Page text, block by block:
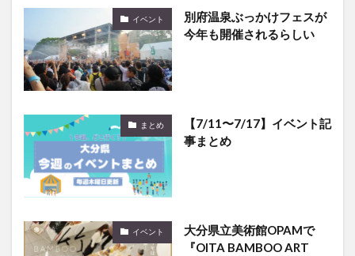
イベント
別府温泉ぶっかけフェスが
今年も開催されるらしい
まとめ
【7/11〜7/17】イベント記
事まとめ
イベント
大分県立美術館OPAMで
『OITA BAMBOO ART